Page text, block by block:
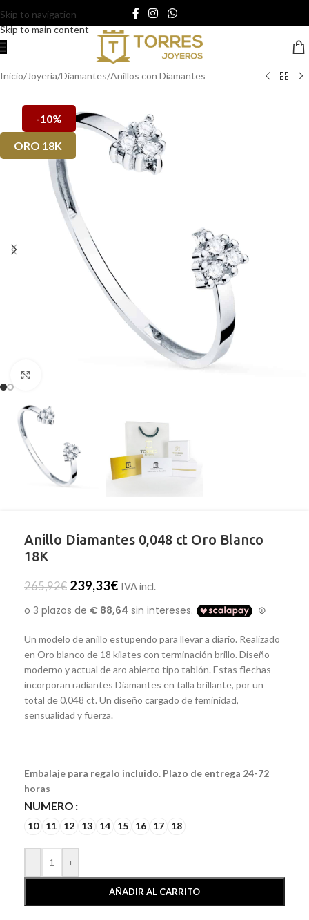
Skip to navigation
Skip to main content
Inicio/Joyería/Diamantes/Anillos con Diamantes
-10%
ORO 18K
Anillo Diamantes 0,048 ct Oro Blanco
18K
265,92€ 239,33€ IVA incl.
Un modelo de anillo estupendo para llevar a diario. Realizado
en Oro blanco de 18 kilates con terminación brillo. Diseño
moderno y actual de aro abierto tipo tablón. Estas flechas
incorporan radiantes Diamantes en talla brillante, por un
total de 0,048 ct. Un diseño cargado de feminidad,
sensualidad y fuerza.
Embalaje para regalo incluido. Plazo de entrega 24-72
horas
NUMERO
10 11 12 13 14 15 16 17 18
- +
AÑADIR AL CARRITO